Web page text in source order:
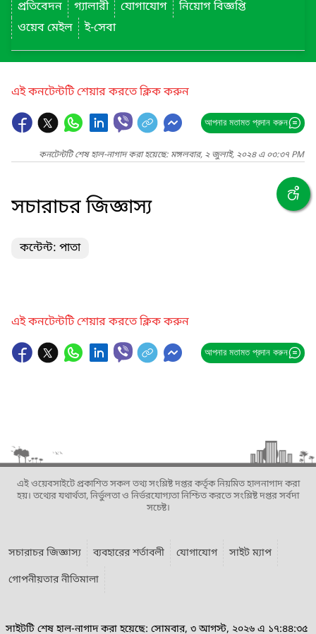
প্রতিবেদন
গ্যালারী যোগাযোগ
নিয়োগ বিজ্ঞপ্তি
ওয়েব মেইল
ই-সেবা
এই কনটেন্টটি শেয়ার করতে ক্লিক করুন
আপনার মতামত প্রদান করুন
কনটেন্টটি শেষ হাল-নাগাদ করা হয়েছে: মঙ্গলবার, ২ জুলাই, ২০২৪ এ ০৩:৩৭ PM
সচারাচর জিজ্ঞাস্য
কন্টেন্ট: পাতা
এই কনটেন্টটি শেয়ার করতে ক্লিক করুন
আপনার মতামত প্রদান করুন
এই ওয়েবসাইটে প্রকাশিত সকল তথ্য সংশ্লিষ্ট দপ্তর কর্তৃক নিয়মিত হালনাগাদ করা
হয়। তথ্যের যথার্থতা, নির্ভুলতা ও নির্ভরযোগ্যতা নিশ্চিত করতে সংশ্লিষ্ট দপ্তর সর্বদা
সচেষ্ট।
সচারাচর জিজ্ঞাস্য ব্যবহারের শর্তাবলী যোগাযোগ
সাইট ম্যাপ
গোপনীয়তার নীতিমালা
সাইটটি শেষ হাল-নাগাদ করা হয়েছে: সোমবার, ৩ আগস্ট, ২০২৬ এ ১৭:৪৪:৩৫